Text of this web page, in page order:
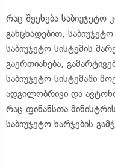
რაც შეეხება საბიუჯეტო
განცხადებით,
საბიუჯეტო სისტემის
გაერთიანება,
საბიუჯეტო სისტემაში
ადგილობრივი და
რაც ფინანსთა
საბიუჯეტო ხარჯების